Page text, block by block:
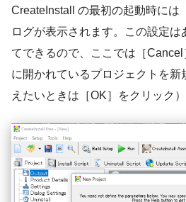
CreateInstall の最初の起動時には
ログが表示されます。この設定
てできるので、ここでは［
に開かれているプロジェクトを新
えたいときは［OK］をクリック）